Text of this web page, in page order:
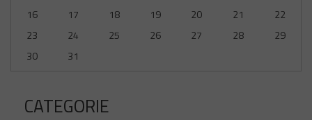
16
17 18 19 20 21
22
23
24 25 26 27 28
29
30
31
CATEGORIE